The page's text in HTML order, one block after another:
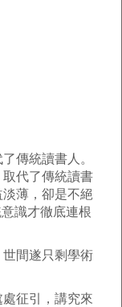
傳統讀書人。
代了傳統讀書
薄，卻是不絕
識才徹底連根
間遂只剩學術
征引，講究來